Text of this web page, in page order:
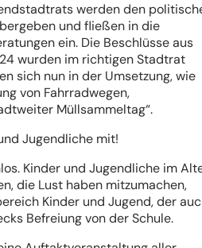
werden den
und fließen in die
ein. Die Beschlüsse aus
wurden im richtigen Stadtrat
sich nun in der Umsetzung, wie
von Fahrradwegen,
Müllsammeltag“.
Jugendliche mit!
Kinder und Jugendliche im
die Lust haben mitzumachen,
Kinder und Jugend, der
Befreiung von der Schule.